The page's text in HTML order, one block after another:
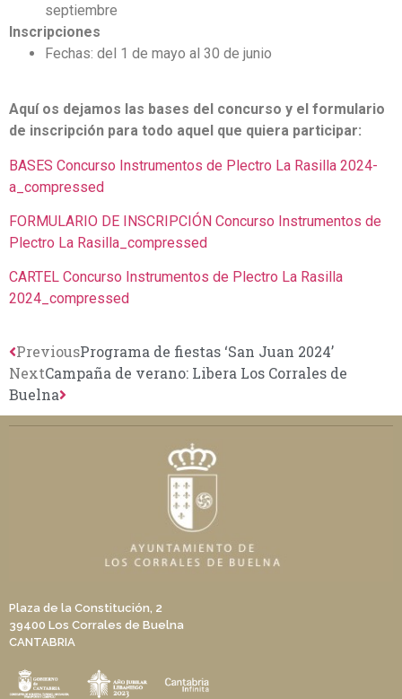
septiembre
Inscripciones
Fechas: del 1 de mayo al 30 de junio
Aquí os dejamos las bases del concurso y el formulario
de inscripción para todo aquel que quiera participar:
BASES Concurso Instrumentos de Plectro La Rasilla 2024-
a_compressed
FORMULARIO DE INSCRIPCIÓN Concurso Instrumentos de
Plectro La Rasilla_compressed
CARTEL Concurso Instrumentos de Plectro La Rasilla
2024_compressed
PreviousPrograma de fiestas ‘San Juan 2024’
NextCampaña de verano: Libera Los Corrales de
Buelna
Plaza de la Constitución, 2
39400 Los Corrales de Buelna
CANTABRIA